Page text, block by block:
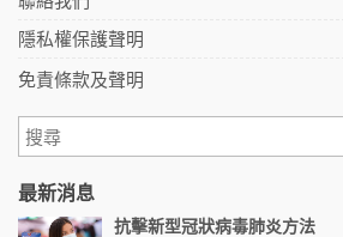
隱私權保護聲明
免責條款及聲明
最新消息
抗擊新型冠狀病毒肺炎方法